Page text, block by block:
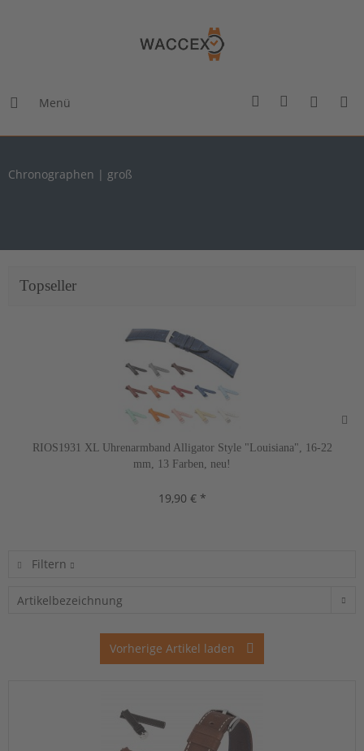
Menü
Chronographen | groß
Topseller
RIOS1931 XL Uhrenarmband Alligator Style "Louisiana", 16-22
mm, 13 Farben, neu!
19,90 € *
Filtern
Vorherige Artikel laden